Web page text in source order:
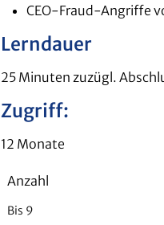
CEO-Fraud-Angriffe
Lerndauer
25 Minuten zuzügl.
Zugriff:
12 Monate
Anzahl
Bis 9